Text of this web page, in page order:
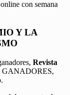
con semana
Y LA
Revista